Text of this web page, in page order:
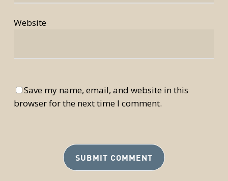
Website
Save my name, email, and website in this
browser for the next time I comment.